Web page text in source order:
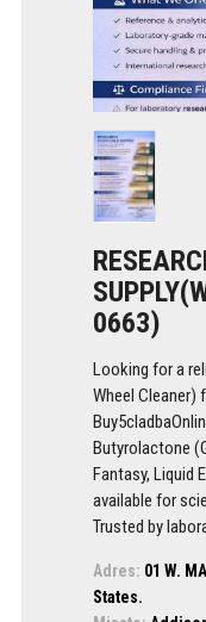
0663)
Looking for a
Wheel Cleaner)
Butyrolactone
Fantasy, Liquid
available for
Trusted by
Adres: 01 W.
States.